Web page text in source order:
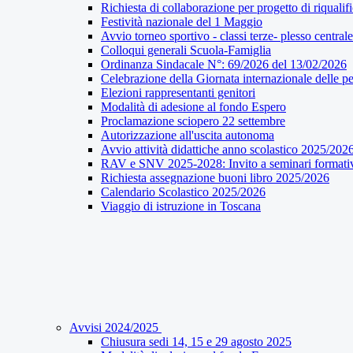
Richiesta di collaborazione per progetto di
Festività nazionale del 1 Maggio
Avvio torneo sportivo - classi terze- plesso centrale
Colloqui generali Scuola-Famiglia
Ordinanza Sindacale N°: 69/2026 del 13/02/2026
Celebrazione della Giornata internazionale delle
Elezioni rappresentanti genitori
Modalità di adesione al fondo Espero
Proclamazione sciopero 22 settembre
Autorizzazione all'uscita autonoma
Avvio attività didattiche anno scolastico 2025/
RAV e SNV 2025-2028: Invito a seminari
Richiesta assegnazione buoni libro 2025/2026
Calendario Scolastico 2025/2026
Viaggio di istruzione in Toscana
Avvisi 2024/2025
Chiusura sedi 14, 15 e 29 agosto 2025